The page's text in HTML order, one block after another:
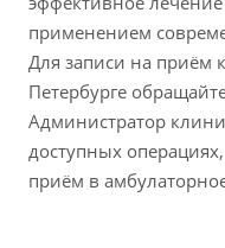
применением
Для записи на приём
Петербурге
Администратор
доступных
приём в